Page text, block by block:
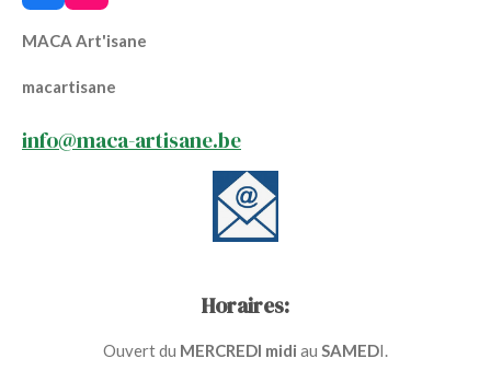
a
c
o
k
n
s
g
a
m
MACA Art'isane
macartisane
info@maca-artisane.be
Horaires:
Ouvert du MERCREDI midi au SAMEDI.